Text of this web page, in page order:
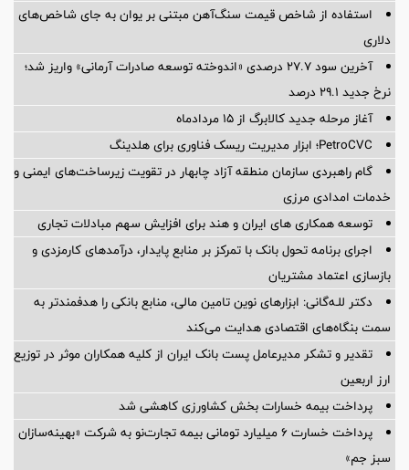
استفاده از شاخص قیمت سنگ‌آهن مبتنی بر یوان به جای شاخص‌های
دلاری
آخرین سود ۲۷.۷ درصدی «اندوخته توسعه صادرات آرمانی» واریز شد؛
نرخ جدید ۲۹.۱ درصد
آغاز مرحله جدید کالابرگ از ۱۵ مردادماه
PetroCVC؛ ابزار مدیریت ریسک فناوری برای هلدینگ
گام راهبردی سازمان منطقه آزاد چابهار در تقویت زیرساخت‌های ایمنی و
خدمات امدادی مرزی
توسعه همکاری های ایران و هند برای افزایش سهم مبادلات تجاری
اجرای برنامه تحول بانک با تمرکز بر منابع پایدار، درآمدهای کارمزدی و
بازسازی اعتماد مشتریان
دکتر للـه‌گانی: ابزارهای نوین تامین مالی، منابع بانکی را هدفمندتر به
سمت بنگاه‌های اقتصادی هدایت می‌کند
تقدیر و تشکر مدیرعامل پست بانک ایران از کلیه همکاران موثر در توزیع
ارز اربعین
پرداخت بیمه خسارات بخش کشاورزی کاهشی شد
پرداخت خسارت ۶ میلیارد تومانی بیمه تجارت‌نو به شرکت «بهینه‌سازان
سبز جم»